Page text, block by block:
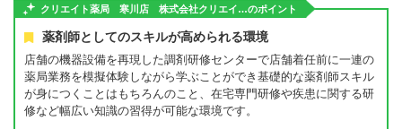
クリエイト薬局 寒川店 株式会社クリエイ…のポイント
薬剤師としてのスキルが高められる環境
店舗の機器設備を再現した調剤研修センターで店舗着任前に一連の
薬局業務を模擬体験しながら学ぶことができ基礎的な薬剤師スキル
が身につくことはもちろんのこと、在宅専門研修や疾患に関する研
修など幅広い知識の習得が可能な環境です。